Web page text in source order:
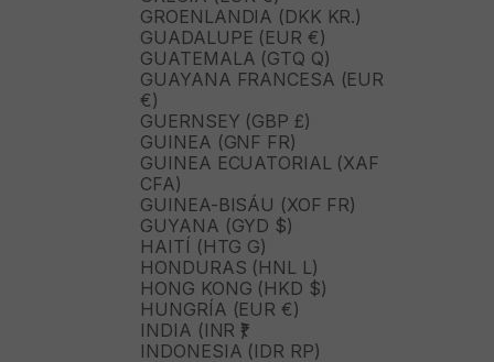
GROENLANDIA (DKK KR.)
GUADALUPE (EUR €)
GUATEMALA (GTQ Q)
GUAYANA FRANCESA (EUR
€)
GUERNSEY (GBP £)
GUINEA (GNF FR)
GUINEA ECUATORIAL (XAF
CFA)
GUINEA-BISÁU (XOF FR)
GUYANA (GYD $)
HAITÍ (HTG G)
HONDURAS (HNL L)
HONG KONG (HKD $)
HUNGRÍA (EUR €)
INDIA (INR ₹)
INDONESIA (IDR RP)